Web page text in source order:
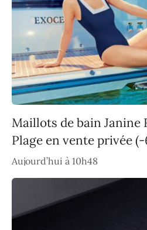
Maillots de bain Janine
Plage en vente privée (-
Aujourd’hui à 10h48